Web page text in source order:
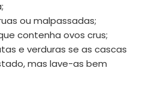
ou malpassadas;
contenha ovos crus;
e verduras se as cascas
mas lave-as bem